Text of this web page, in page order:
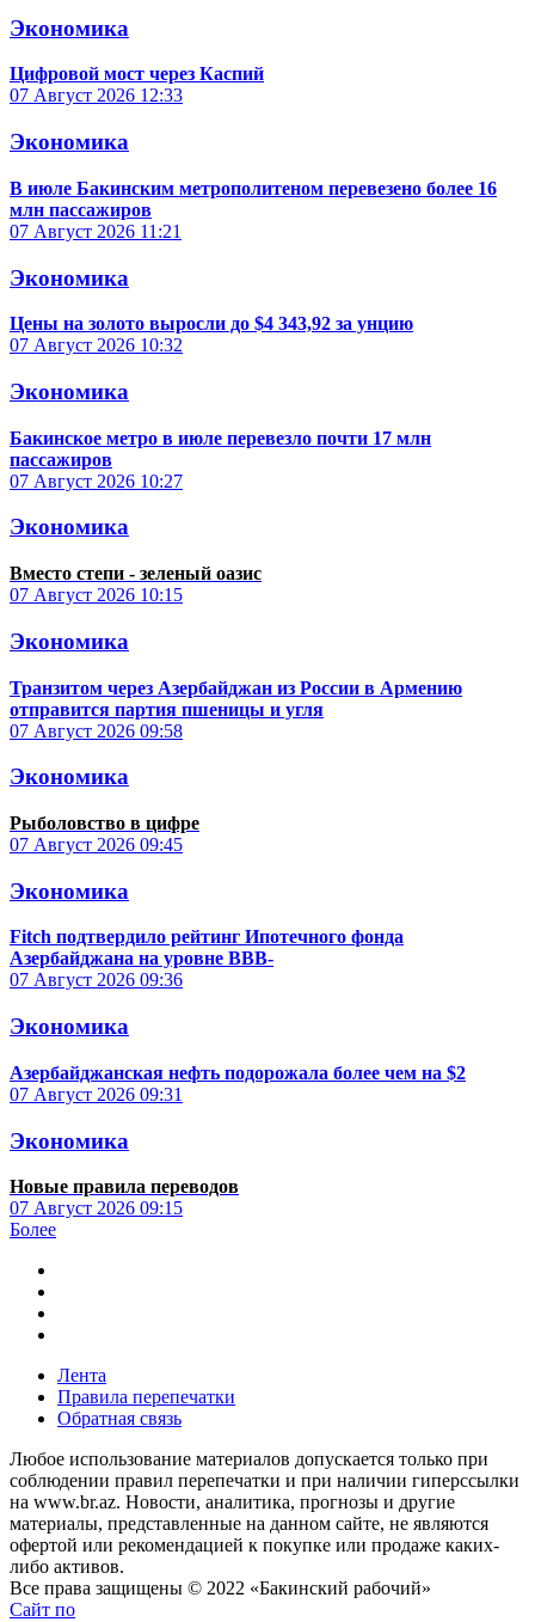
Экономика
Цифровой мост через Каспий
07 Август 2026 12:33
Экономика
В июле Бакинским метрополитеном перевезено более 16
млн пассажиров
07 Август 2026 11:21
Экономика
Цены на золото выросли до $4 343,92 за унцию
07 Август 2026 10:32
Экономика
Бакинское метро в июле перевезло почти 17 млн
пассажиров
07 Август 2026 10:27
Экономика
Вместо степи - зеленый оазис
07 Август 2026 10:15
Экономика
Транзитом через Азербайджан из России в Армению
отправится партия пшеницы и угля
07 Август 2026 09:58
Экономика
Рыболовство в цифре
07 Август 2026 09:45
Экономика
Fitch подтвердило рейтинг Ипотечного фонда
Азербайджана на уровне BBB-
07 Август 2026 09:36
Экономика
Азербайджанская нефть подорожала более чем на $2
07 Август 2026 09:31
Экономика
Новые правила переводов
07 Август 2026 09:15
Более
Лента
Правила перепечатки
Обратная связь
Любое использование материалов допускается только при
соблюдении правил перепечатки и при наличии гиперссылки
на www.br.az. Новости, аналитика, прогнозы и другие
материалы, представленные на данном сайте, не являются
офертой или рекомендацией к покупке или продаже каких-
либо активов.
Все права защищены © 2022 «Бакинский рабочий»
Сайт по